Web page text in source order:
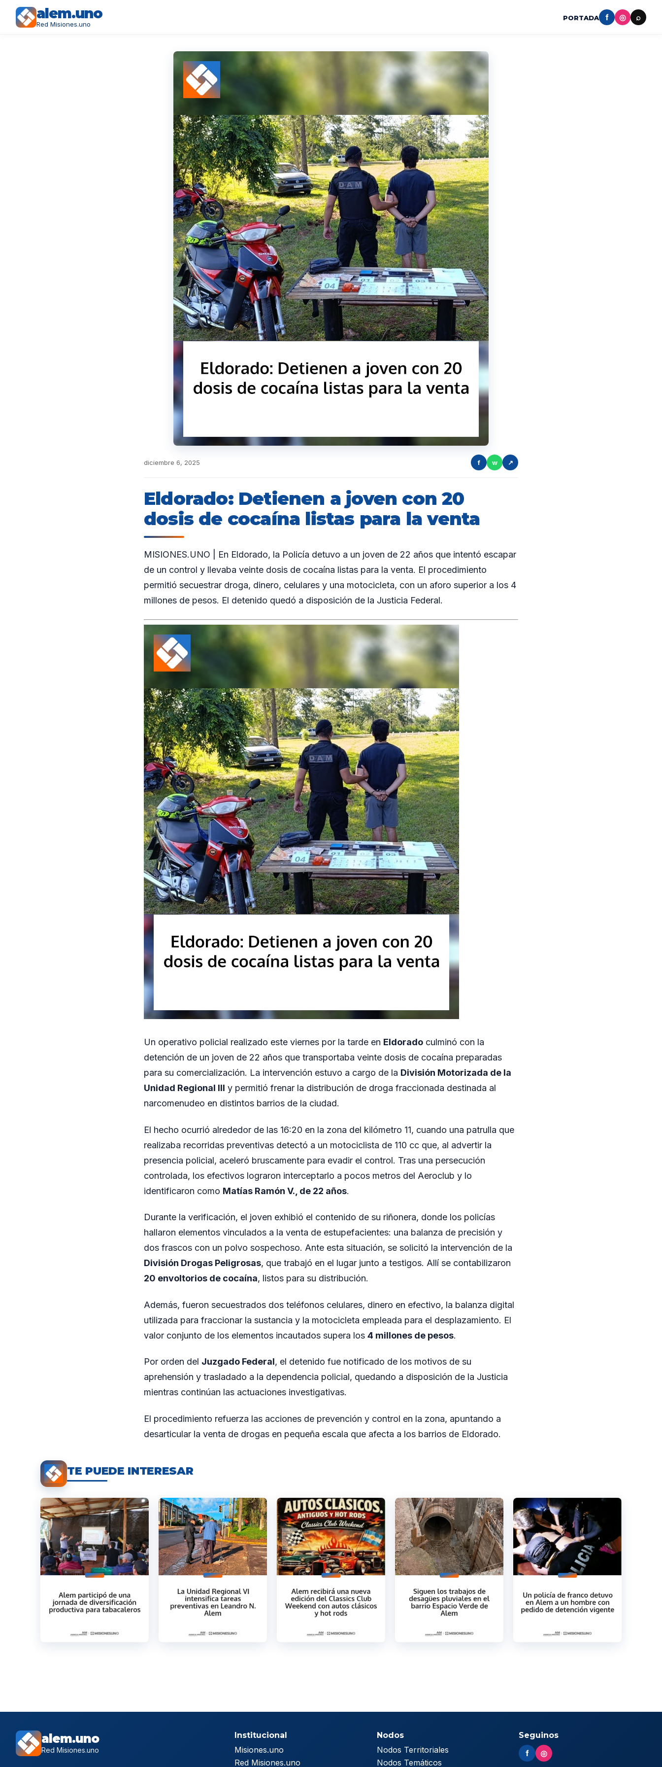
alem.uno
Red Misiones.uno
PORTADA f ◎ ⌕
diciembre 6, 2025 f w ↗
Eldorado: Detienen a joven con 20
dosis de cocaína listas para la venta
MISIONES.UNO | En Eldorado, la Policía detuvo a un joven de 22 años que intentó escapar
de un control y llevaba veinte dosis de cocaína listas para la venta. El procedimiento
permitió secuestrar droga, dinero, celulares y una motocicleta, con un aforo superior a los 4
millones de pesos. El detenido quedó a disposición de la Justicia Federal.
Un operativo policial realizado este viernes por la tarde en Eldorado culminó con la
detención de un joven de 22 años que transportaba veinte dosis de cocaína preparadas
para su comercialización. La intervención estuvo a cargo de la División Motorizada de la
Unidad Regional III y permitió frenar la distribución de droga fraccionada destinada al
narcomenudeo en distintos barrios de la ciudad.
El hecho ocurrió alrededor de las 16:20 en la zona del kilómetro 11, cuando una patrulla que
realizaba recorridas preventivas detectó a un motociclista de 110 cc que, al advertir la
presencia policial, aceleró bruscamente para evadir el control. Tras una persecución
controlada, los efectivos lograron interceptarlo a pocos metros del Aeroclub y lo
identificaron como Matías Ramón V., de 22 años.
Durante la verificación, el joven exhibió el contenido de su riñonera, donde los policías
hallaron elementos vinculados a la venta de estupefacientes: una balanza de precisión y
dos frascos con un polvo sospechoso. Ante esta situación, se solicitó la intervención de la
División Drogas Peligrosas, que trabajó en el lugar junto a testigos. Allí se contabilizaron
20 envoltorios de cocaína, listos para su distribución.
Además, fueron secuestrados dos teléfonos celulares, dinero en efectivo, la balanza digital
utilizada para fraccionar la sustancia y la motocicleta empleada para el desplazamiento. El
valor conjunto de los elementos incautados supera los 4 millones de pesos.
Por orden del Juzgado Federal, el detenido fue notificado de los motivos de su
aprehensión y trasladado a la dependencia policial, quedando a disposición de la Justicia
mientras continúan las actuaciones investigativas.
El procedimiento refuerza las acciones de prevención y control en la zona, apuntando a
desarticular la venta de drogas en pequeña escala que afecta a los barrios de Eldorado.
TE PUEDE INTERESAR
alem.uno
Red Misiones.uno
Institucional
Misiones.uno
Red Misiones.uno
Nodos
Nodos Territoriales
Nodos Temáticos
Seguinos
f ◎